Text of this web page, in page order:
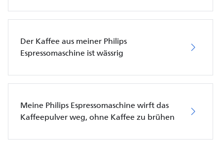
Der Kaffee aus meiner Philips
Espressomaschine ist wässrig
Meine Philips Espressomaschine wirft das
Kaffeepulver weg, ohne Kaffee zu brühen